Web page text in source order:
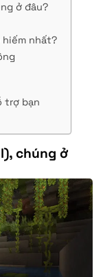
ở đâu?
hiếm nhất?
trợ bạn
chúng ở